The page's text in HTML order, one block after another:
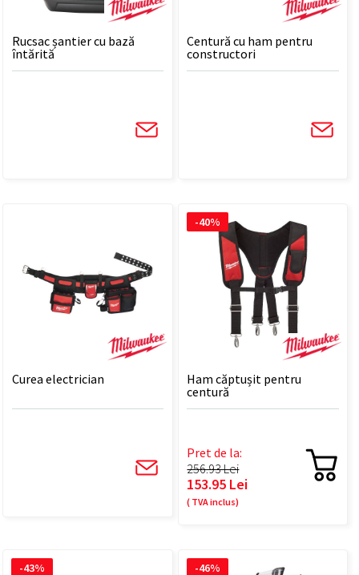
Rucsac șantier cu bază
întărită
Centură cu ham pentru
constructori
Curea electrician
Ham căptușit pentru
centură
Pret de la:
256.93 Lei
153.95 Lei
( TVA inclus)
-40%
-43% -46%